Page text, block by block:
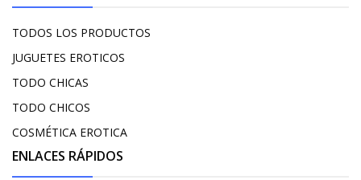
TODOS LOS PRODUCTOS
JUGUETES EROTICOS
TODO CHICAS
TODO CHICOS
COSMÉTICA EROTICA
ENLACES RÁPIDOS